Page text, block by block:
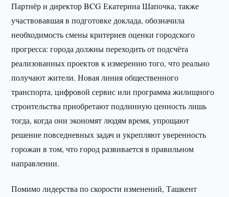
Партнёр и директор BCG Екатерина Шапочка, также
участвовавшая в подготовке доклада, обозначила
необходимость смены критериев оценки городского
прогресса: города должны переходить от подсчёта
реализованных проектов к измерению того, что реально
получают жители. Новая линия общественного
транспорта, цифровой сервис или программа жилищного
строительства приобретают подлинную ценность лишь
тогда, когда они экономят людям время, упрощают
решение повседневных задач и укрепляют уверенность
горожан в том, что город развивается в правильном
направлении.
Помимо лидерства по скорости изменений, Ташкент